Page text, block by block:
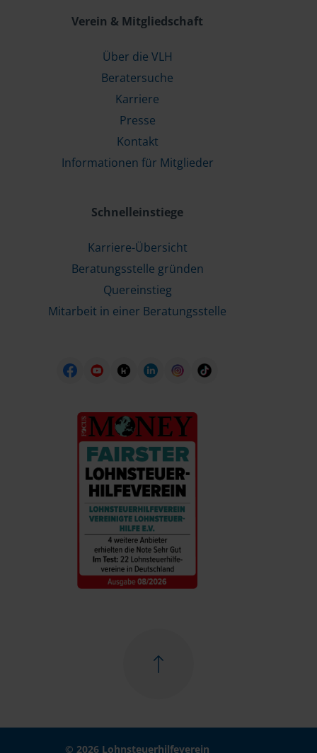
Verein & Mitgliedschaft
Über die VLH
Beratersuche
Karriere
Presse
Kontakt
Informationen für Mitglieder
Schnelleinstiege
Karriere-Übersicht
Beratungsstelle gründen
Quereinstieg
Mitarbeit in einer Beratungsstelle
© 2026 Lohnsteuerhilfeverein